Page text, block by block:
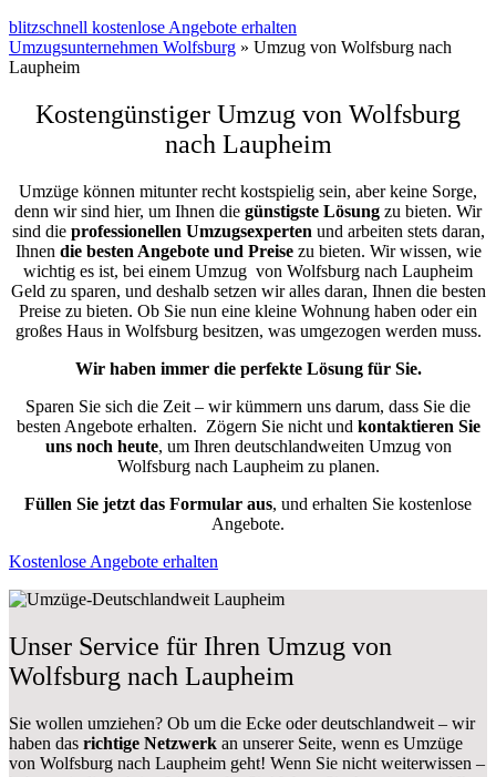
blitzschnell kostenlose Angebote erhalten
Umzugsunternehmen Wolfsburg » Umzug von Wolfsburg nach
Laupheim
Kostengünstiger Umzug von Wolfsburg
nach Laupheim
Umzüge können mitunter recht kostspielig sein, aber keine Sorge,
denn wir sind hier, um Ihnen die günstigste Lösung zu bieten. Wir
sind die professionellen Umzugsexperten und arbeiten stets daran,
Ihnen die besten Angebote und Preisezu bieten. Wir wissen, wie
wichtig es ist, bei einem Umzug von Wolfsburg nach Laupheim
Geld zu sparen, und deshalb setzen wir alles daran, Ihnen die besten
Preise zu bieten. Ob Sie nun eine kleine Wohnung haben oder ein
großes Haus in Wolfsburg besitzen, was umgezogen werden muss.
Wir haben immer die perfekte Lösung für Sie.
Sparen Sie sich die Zeit – wir kümmern uns darum, dass Sie die
besten Angebote erhalten. Zögern Sie nicht und kontaktieren Sie
uns noch heute, um Ihren deutschlandweiten Umzug von
Wolfsburg nach Laupheim zu planen.
Füllen Sie jetzt das Formular aus, und erhalten Sie kostenlose
Angebote.
Kostenlose Angebote erhalten
Unser Service für Ihren Umzug von
Wolfsburg nach Laupheim
Sie wollen umziehen? Ob um die Ecke oder deutschlandweit – wir
haben das richtige Netzwerk an unserer Seite, wenn es Umzüge
von Wolfsburg nach Laupheim geht! Wenn Sie nicht weiterwissen –